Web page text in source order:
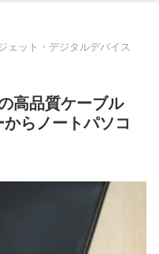
ェット・デジタルデバイス
高品質ケーブル
らノートパソコ